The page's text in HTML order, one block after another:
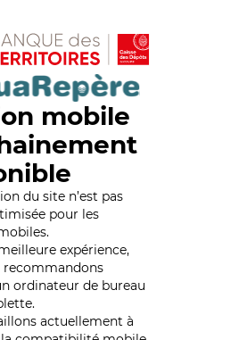
mobile
du site n’est pas
pour les
expérience,
recommandons
ordinateur de bureau
actuellement à